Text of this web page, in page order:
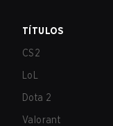
TÍTULOS
CS2
LoL
Dota 2
Valorant